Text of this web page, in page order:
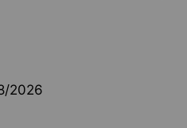
2026